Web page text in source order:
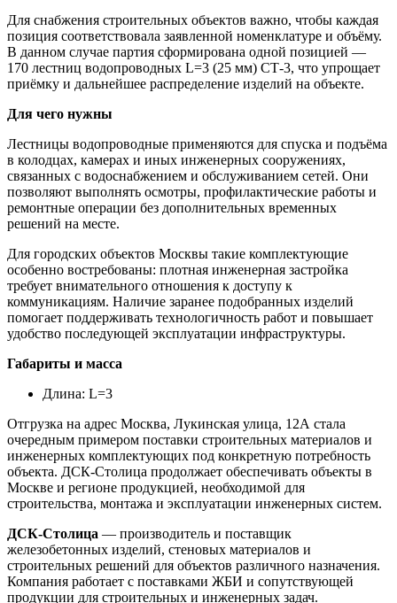
Для снабжения строительных объектов важно, чтобы каждая
позиция соответствовала заявленной номенклатуре и объёму.
В данном случае партия сформирована одной позицией —
170 лестниц водопроводных L=3 (25 мм) СТ-3, что упрощает
приёмку и дальнейшее распределение изделий на объекте.
Для чего нужны
Лестницы водопроводные применяются для спуска и подъёма
в колодцах, камерах и иных инженерных сооружениях,
связанных с водоснабжением и обслуживанием сетей. Они
позволяют выполнять осмотры, профилактические работы и
ремонтные операции без дополнительных временных
решений на месте.
Для городских объектов Москвы такие комплектующие
особенно востребованы: плотная инженерная застройка
требует внимательного отношения к доступу к
коммуникациям. Наличие заранее подобранных изделий
помогает поддерживать технологичность работ и повышает
удобство последующей эксплуатации инфраструктуры.
Габариты и масса
Длина: L=3
Отгрузка на адрес Москва, Лукинская улица, 12А стала
очередным примером поставки строительных материалов и
инженерных комплектующих под конкретную потребность
объекта. ДСК-Столица продолжает обеспечивать объекты в
Москве и регионе продукцией, необходимой для
строительства, монтажа и эксплуатации инженерных систем.
ДСК-Столица — производитель и поставщик
железобетонных изделий, стеновых материалов и
строительных решений для объектов различного назначения.
Компания работает с поставками ЖБИ и сопутствующей
продукции для строительных и инженерных задач.